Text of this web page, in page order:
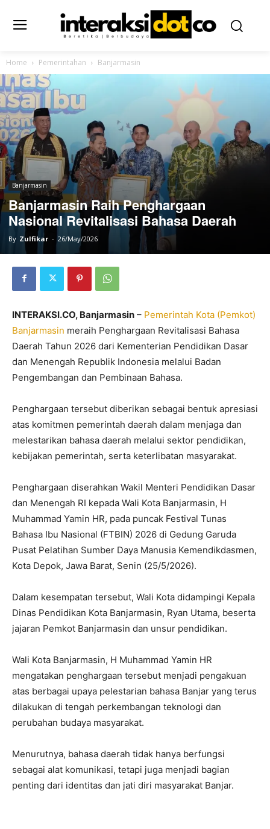
Home Pemerintahan Banjarmasin
Banjarmasin
Banjarmasin Raih Penghargaan
Nasional Revitalisasi Bahasa Daerah
By Zulfikar - 26/May/2026
INTERAKSI.CO, Banjarmasin – Pemerintah Kota (Pemkot)
Banjarmasin meraih Penghargaan Revitalisasi Bahasa
Daerah Tahun 2026 dari Kementerian Pendidikan Dasar
dan Menengah Republik Indonesia melalui Badan
Pengembangan dan Pembinaan Bahasa.
Penghargaan tersebut diberikan sebagai bentuk apresiasi
atas komitmen pemerintah daerah dalam menjaga dan
melestarikan bahasa daerah melalui sektor pendidikan,
kebijakan pemerintah, serta keterlibatan masyarakat.
Penghargaan diserahkan Wakil Menteri Pendidikan Dasar
dan Menengah RI kepada Wali Kota Banjarmasin, H
Muhammad Yamin HR, pada puncak Festival Tunas
Bahasa Ibu Nasional (FTBIN) 2026 di Gedung Garuda
Pusat Pelatihan Sumber Daya Manusia Kemendikdasmen,
Kota Depok, Jawa Barat, Senin (25/5/2026).
Dalam kesempatan tersebut, Wali Kota didampingi Kepala
Dinas Pendidikan Kota Banjarmasin, Ryan Utama, beserta
jajaran Pemkot Banjarmasin dan unsur pendidikan.
Wali Kota Banjarmasin, H Muhammad Yamin HR
mengatakan penghargaan tersebut menjadi pengakuan
atas berbagai upaya pelestarian bahasa Banjar yang terus
dilakukan di tengah perkembangan teknologi dan
perubahan budaya masyarakat.
Menurutnya, bahasa daerah tidak hanya berfungsi
sebagai alat komunikasi, tetapi juga menjadi bagian
penting dari identitas dan jati diri masyarakat Banjar.